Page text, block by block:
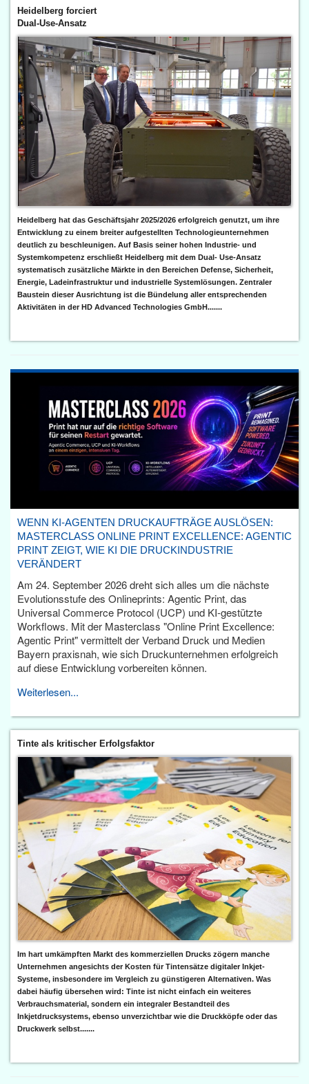
Heidelberg forciert
Dual-Use-Ansatz
Heidelberg hat das Geschäftsjahr 2025/2026 erfolgreich genutzt, um ihre
Entwicklung zu einem breiter aufgestellten Technologieunternehmen
deutlich zu beschleunigen. Auf Basis seiner hohen Industrie- und
Systemkompetenz erschließt Heidelberg mit dem Dual- Use-Ansatz
systematisch zusätzliche Märkte in den Bereichen Defense, Sicherheit,
Energie, Ladeinfrastruktur und industrielle Systemlösungen. Zentraler
Baustein dieser Ausrichtung ist die Bündelung aller entsprechenden
Aktivitäten in der HD Advanced Technologies GmbH.......
WENN KI-AGENTEN DRUCKAUFTRÄGE AUSLÖSEN:
MASTERCLASS ONLINE PRINT EXCELLENCE: AGENTIC
PRINT ZEIGT, WIE KI DIE DRUCKINDUSTRIE
VERÄNDERT
Am 24. September 2026 dreht sich alles um die nächste
Evolutionsstufe des Onlineprints: Agentic Print, das
Universal Commerce Protocol (UCP) und KI-gestützte
Workflows. Mit der Masterclass "Online Print Excellence:
Agentic Print" vermittelt der Verband Druck und Medien
Bayern praxisnah, wie sich Druckunternehmen erfolgreich
auf diese Entwicklung vorbereiten können.
Weiterlesen...
Tinte als kritischer Erfolgsfaktor
Im hart umkämpften Markt des kommerziellen Drucks zögern manche
Unternehmen angesichts der Kosten für Tintensätze digitaler Inkjet-
Systeme, insbesondere im Vergleich zu günstigeren Alternativen. Was
dabei häufig übersehen wird: Tinte ist nicht einfach ein weiteres
Verbrauchsmaterial, sondern ein integraler Bestandteil des
Inkjetdrucksystems, ebenso unverzichtbar wie die Druckköpfe oder das
Druckwerk selbst.......